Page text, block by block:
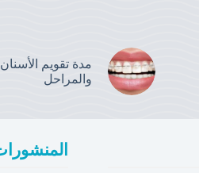
مدة تقويم الأسنان
والمراحل